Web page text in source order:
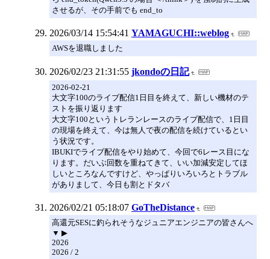
させるが、その手前でも end_to
2026/03/14 15:54:41 YAMAGUCHI::weblog
AWSを退職しました
2026/02/23 21:31:55 jkondoの日記
2026-02-21
大文字100のライブ配信1日目を終えて、新しい機材のテ
ストを振り返ります
大文字100というトレランレースのライブ配信で、1日目
の現場を終えて、今は無人で夜の配信を続けているとい
う状況です。
IBUKIでライブ配信をやり始めて、今回で6レース目にな
ります。だいぶ回数を重ねてきて、いい加減安定してほ
しいところなんですけど、やっぱりいろいろとトラブル
がありまして、今日も割とドタバ
2026/02/21 05:18:07 GoTheDistance
高還元SESに釣られそうなジュニアエンジニアの皆さんへ
▼ ▶
2026
2026 / 2